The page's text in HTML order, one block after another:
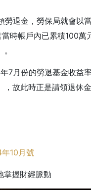
勞退金，勞保局就會
時帳戶內已累積100
7月份的勞退基金收益
故此時正是請領退休金
10月號
掌握財經脈動